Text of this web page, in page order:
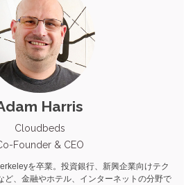
Harris
Cloudbeds
Founder & CEO
を卒業。投資銀行、新興企業向けテク
ど、金融やホテル、インターネットの分野で